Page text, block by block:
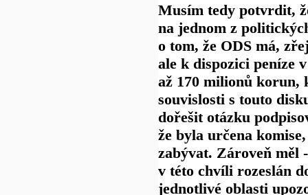
Musím tedy potvrdit,
na jednom z
o tom, že ODS má,
ale k dispozici peníze
až 170 milionů korun,
souvislosti s touto
dořešit otázku
že byla určena
zabývat. Zároveň měl
v této chvíli rozeslán
jednotlivé oblasti